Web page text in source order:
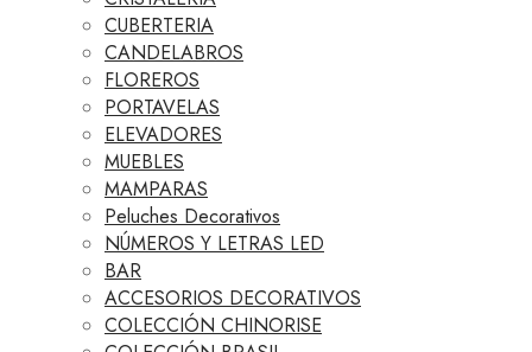
CUBERTERIA
CANDELABROS
FLOREROS
PORTAVELAS
ELEVADORES
MUEBLES
MAMPARAS
Peluches Decorativos
NÚMEROS Y LETRAS LED
BAR
ACCESORIOS DECORATIVOS
COLECCIÓN CHINORISE